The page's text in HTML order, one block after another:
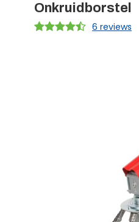
Onkruidborstel
6 reviews